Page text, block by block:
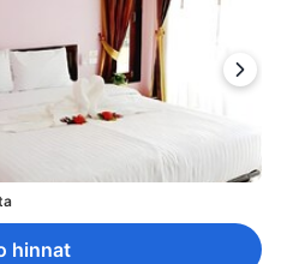
hinnat